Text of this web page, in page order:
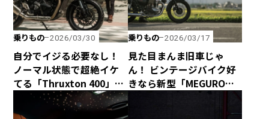
乗りもの 2026/03/30
自分でイジる必要なし！
ノーマル状態で超絶イケ
てる「Thruxton 400」と
「Tracker 400」がトライ
アンフから新登場！
乗りもの 2026/03/17
見た目まんま旧車じゃ
ん！ ビンテージバイク好
きなら新型「MEGURO
K3」が絶対にオススメ！